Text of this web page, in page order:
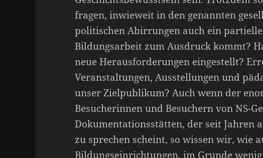
fragen, inwieweit in den genannten
politischen Abirrungen auch ein
Bildungsarbeit zum Ausdruck kommt?
neue Herausforderungen eingestellt?
Veranstaltungen, Ausstellungen und
unser Zielpublikum? Auch wenn der
Besucherinnen und Besuchern von NS-
Dokumentationsstätten, der seit Jahren
zu sprechen scheint, so wissen wir, wie
Bildungseinrichtungen, im Grunde